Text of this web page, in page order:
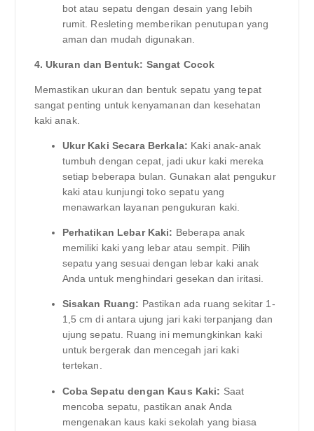
bot atau sepatu dengan desain yang lebih
rumit. Resleting memberikan penutupan yang
aman dan mudah digunakan.
4. Ukuran dan Bentuk: Sangat Cocok
Memastikan ukuran dan bentuk sepatu yang tepat
sangat penting untuk kenyamanan dan kesehatan
kaki anak.
Ukur Kaki Secara Berkala: Kaki anak-anak
tumbuh dengan cepat, jadi ukur kaki mereka
setiap beberapa bulan. Gunakan alat pengukur
kaki atau kunjungi toko sepatu yang
menawarkan layanan pengukuran kaki.
Perhatikan Lebar Kaki: Beberapa anak
memiliki kaki yang lebar atau sempit. Pilih
sepatu yang sesuai dengan lebar kaki anak
Anda untuk menghindari gesekan dan iritasi.
Sisakan Ruang: Pastikan ada ruang sekitar 1-
1,5 cm di antara ujung jari kaki terpanjang dan
ujung sepatu. Ruang ini memungkinkan kaki
untuk bergerak dan mencegah jari kaki
tertekan.
Coba Sepatu dengan Kaus Kaki: Saat
mencoba sepatu, pastikan anak Anda
mengenakan kaus kaki sekolah yang biasa